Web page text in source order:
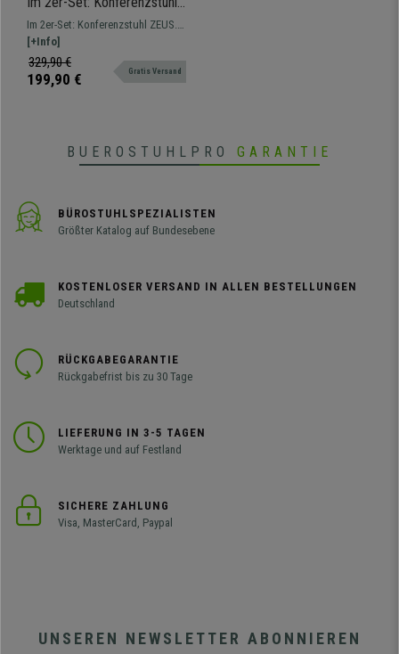
ZEUS, Metallgestell,
exklusives Design,
Lederbezug, Farbe Schwarz
Im 2er-Set: Konferenzstuhl ZEUS.
Ein exklusives Modell mit breiter
Sitzmulde und Rückenlehne,
hochwertiger Kunstlederbezug.
[+Info]
329,90 €
199,90 € Gratis Versand
BUEROSTUHLPRO GARANTIE
BÜROSTUHLSPEZIALISTEN
Größter Katalog auf Bundesebene
KOSTENLOSER VERSAND IN ALLEN BESTELLUNGEN
Deutschland
RÜCKGABEGARANTIE
Rückgabefrist bis zu 30 Tage
LIEFERUNG IN 3-5 TAGEN
Werktage und auf Festland
SICHERE ZAHLUNG
Visa, MasterCard, Paypal
UNSEREN NEWSLETTER ABONNIEREN